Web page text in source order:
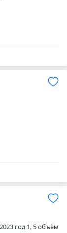
год 1, 5 объём